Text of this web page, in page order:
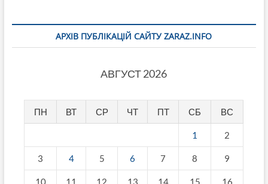
АРХІВ ПУБЛІКАЦІЙ САЙТУ ZARAZ.INFO
АВГУСТ 2026
ПН ВТ СР ЧТ ПТ СБ ВС
1 2
3 4 5 6 7 8 9
10 11 12 13 14 15 16